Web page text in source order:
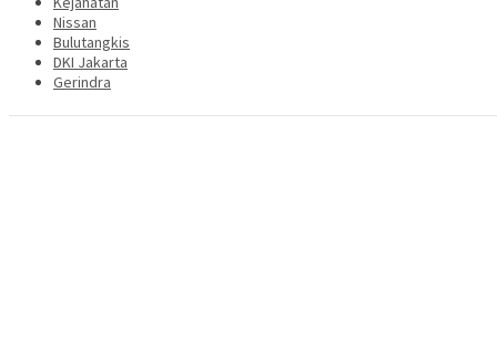
Nissan
Bulutangkis
DKI Jakarta
Gerindra